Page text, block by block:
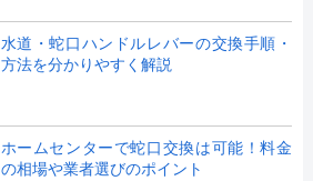
水道・蛇口ハンドルレバーの交換手順・
方法を分かりやすく解説
ホームセンターで蛇口交換は可能！料金
の相場や業者選びのポイント